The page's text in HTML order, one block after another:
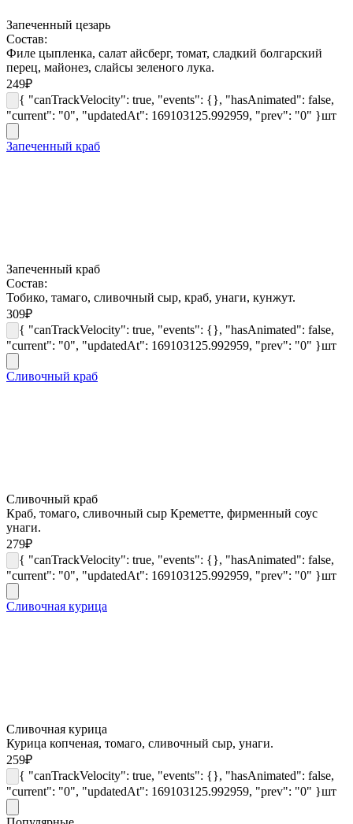
Запеченный цезарь
Состав:
Филе цыпленка, салат айсберг, томат, сладкий болгарский
перец, майонез, слайсы зеленого лука.
249₽
{ "canTrackVelocity": true, "events": {}, "hasAnimated": false,
"current": "0", "updatedAt": 169103125.992959, "prev": "0" }шт
Запеченный краб
Запеченный краб
Состав:
Тобико, тамаго, сливочный сыр, краб, унаги, кунжут.
309₽
{ "canTrackVelocity": true, "events": {}, "hasAnimated": false,
"current": "0", "updatedAt": 169103125.992959, "prev": "0" }шт
Сливочный краб
Сливочный краб
Краб, томаго, сливочный сыр Креметте, фирменный соус
унаги.
279₽
{ "canTrackVelocity": true, "events": {}, "hasAnimated": false,
"current": "0", "updatedAt": 169103125.992959, "prev": "0" }шт
Сливочная курица
Сливочная курица
Курица копченая, томаго, сливочный сыр, унаги.
259₽
{ "canTrackVelocity": true, "events": {}, "hasAnimated": false,
"current": "0", "updatedAt": 169103125.992959, "prev": "0" }шт